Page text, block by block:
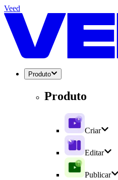
Veed
Produto
Produto
Criar
Editar
Publicar